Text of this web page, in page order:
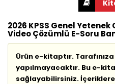
2026 KPSS Genel
Video Çözümlü E-Soru
Ürün e-kitaptır.
yapılmayacaktır. Bu e-
sağlayabilirsiniz. İçeriklere